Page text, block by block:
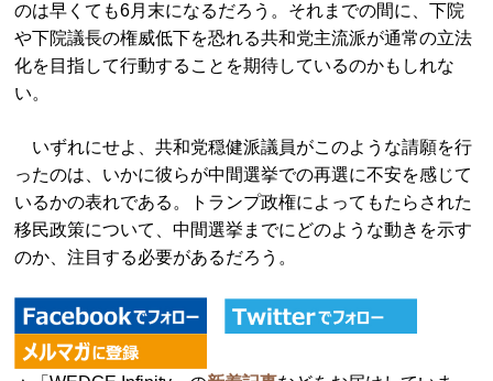
のは早くても6月末になるだろう。それまでの間に、下院
や下院議長の権威低下を恐れる共和党主流派が通常の立法
化を目指して行動することを期待しているのかもしれな
い。
いずれにせよ、共和党穏健派議員がこのような請願を行
ったのは、いかに彼らが中間選挙での再選に不安を感じて
いるかの表れである。トランプ政権によってもたらされた
移民政策について、中間選挙までにどのような動きを示す
のか、注目する必要があるだろう。